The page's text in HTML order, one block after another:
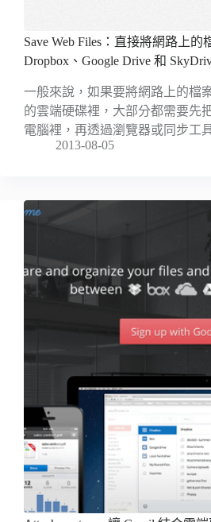
Save Web Files：直接將網路上的
Dropbox、Google Drive 和
一般來說，如果要將網路上的檔
的雲端硬碟裡，大部分都需要先
電腦裡，再透過瀏覽器或同步工
2013-08-05